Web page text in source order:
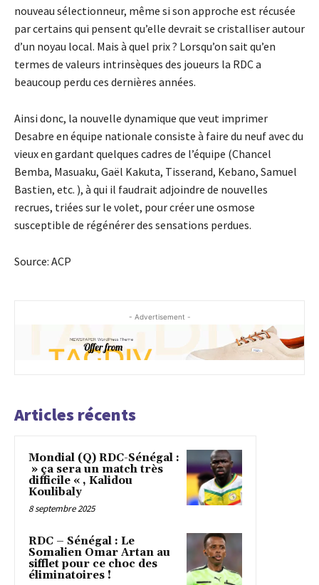
nouveau sélectionneur, même si son approche est récusée
par certains qui pensent qu’elle devrait se cristalliser autour
d’un noyau local. Mais à quel prix ? Lorsqu’on sait qu’en
termes de valeurs intrinsèques des joueurs la RDC a
beaucoup perdu ces dernières années.
Ainsi donc, la nouvelle dynamique que veut imprimer
Desabre en équipe nationale consiste à faire du neuf avec du
vieux en gardant quelques cadres de l’équipe (Chancel
Bemba, Masuaku, Gaël Kakuta, Tisserand, Kebano, Samuel
Bastien, etc. ), à qui il faudrait adjoindre de nouvelles
recrues, triées sur le volet, pour créer une osmose
susceptible de régénérer des sensations perdues.
Source: ACP
- Advertisement -
Articles récents
Mondial (Q) RDC-Sénégal :
» ça sera un match très
difficile « , Kalidou
Koulibaly
8 septembre 2025
RDC – Sénégal : Le
Somalien Omar Artan au
sifflet pour ce choc des
éliminatoires !